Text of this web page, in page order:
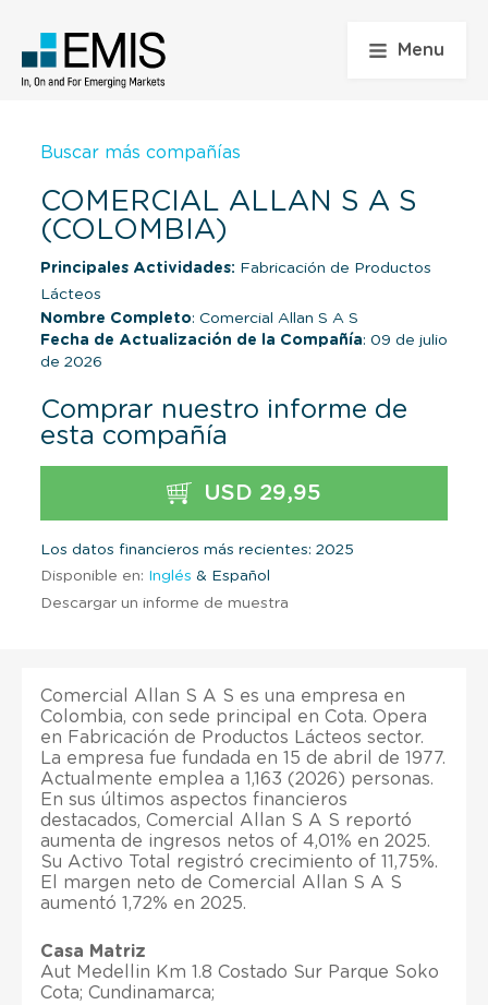
Menu
Buscar más compañías
COMERCIAL ALLAN S A S
(COLOMBIA)
Principales Actividades: Fabricación de Productos
Lácteos
Nombre Completo: Comercial Allan S A S
Fecha de Actualización de la Compañía: 09 de julio
de 2026
Comprar nuestro informe de
esta compañía
USD 29,95
Los datos financieros más recientes: 2025
Disponible en: Inglés & Español
Descargar un informe de muestra
Comercial Allan S A S es una empresa en
Colombia, con sede principal en Cota. Opera
en Fabricación de Productos Lácteos sector.
La empresa fue fundada en 15 de abril de 1977.
Actualmente emplea a 1,163 (2026) personas.
En sus últimos aspectos financieros
destacados, Comercial Allan S A S reportó
aumenta de ingresos netos of 4,01% en 2025.
Su Activo Total registró crecimiento of 11,75%.
El margen neto de Comercial Allan S A S
aumentó 1,72% en 2025.
Casa Matriz
Aut Medellin Km 1.8 Costado Sur Parque Soko
Cota; Cundinamarca;